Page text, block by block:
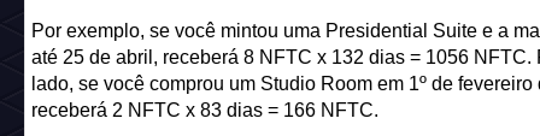
Por exemplo, se você mintou uma Presidential Suite e a
até 25 de abril, receberá 8 NFTC x 132 dias = 1056 NFTC.
lado, se você comprou um Studio Room em 1º de fevereiro
receberá 2 NFTC x 83 dias = 166 NFTC.